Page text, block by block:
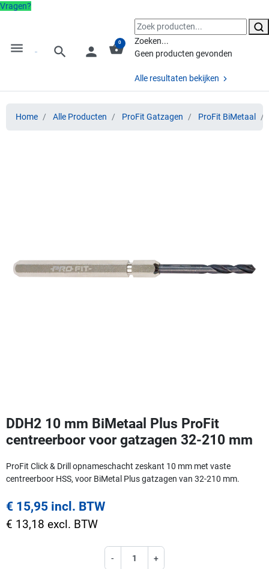
Vragen?
menu search person shopping_basket
0
Zoeken...
Geen producten gevonden
Alle resultaten bekijken
Home Alle Producten ProFit Gatzagen ProFit BiMetaal
DDH2 10 mm BiMetaal Plus ProFit
centreerboor voor gatzagen 32-210 mm
ProFit Click & Drill opnameschacht zeskant 10 mm met vaste
centreerboor HSS, voor BiMetal Plus gatzagen van 32-210 mm.
€ 15,95 incl. BTW
€ 13,18 excl. BTW
- +